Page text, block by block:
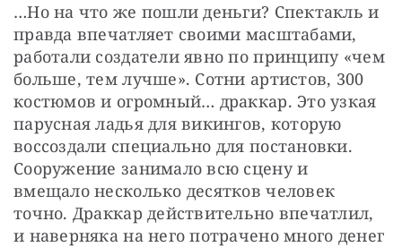
…Но на что же пошли деньги? Спектакль и
правда впечатляет своими масштабами,
работали создатели явно по принципу «чем
больше, тем лучше». Сотни артистов, 300
костюмов и огромный… драккар. Это узкая
парусная ладья для викингов, которую
воссоздали специально для постановки.
Сооружение занимало всю сцену и
вмещало несколько десятков человек
точно. Драккар действительно впечатлил,
и наверняка на него потрачено много денег